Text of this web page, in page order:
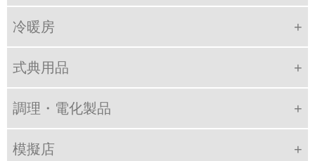
冷暖房
式典用品
調理・電化製品
模擬店